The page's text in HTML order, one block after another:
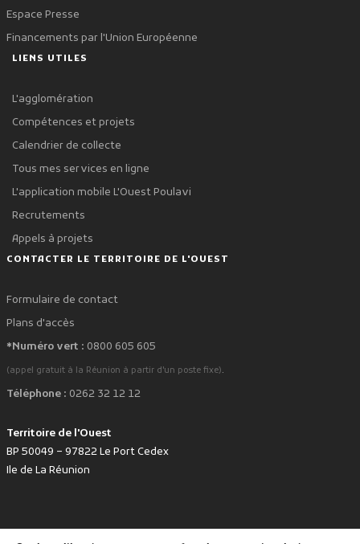
Espace Presse
Financements par l'Union Européenne
LIENS UTILES
L'agglomération
Compétences et projets
Calendrier de collecte
Tous mes services en ligne
L'application mobile L'Ouest Poulavi
Recrutements
Appels à projets
CONTACTER LE TERRITOIRE DE L'OUEST
Formulaire de contact
Plans d'accès
*Numéro vert : 0800 605 605
(appel gratuit à la Réunion à partir d'un poste fixe).
Téléphone : 0262 32 12 12
Territoire de l'Ouest
BP 50049 – 97822 Le Port Cedex
Ile de La Réunion